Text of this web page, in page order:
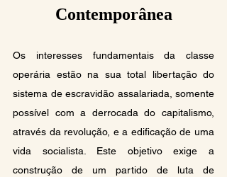
Contemporânea
Os interesses fundamentais da classe
operária estão na sua total libertação do
sistema de escravidão assalariada, somente
possível com a derrocada do capitalismo,
através da revolução, e a edificação de uma
vida socialista. Este objetivo exige a
construção de um partido de luta de